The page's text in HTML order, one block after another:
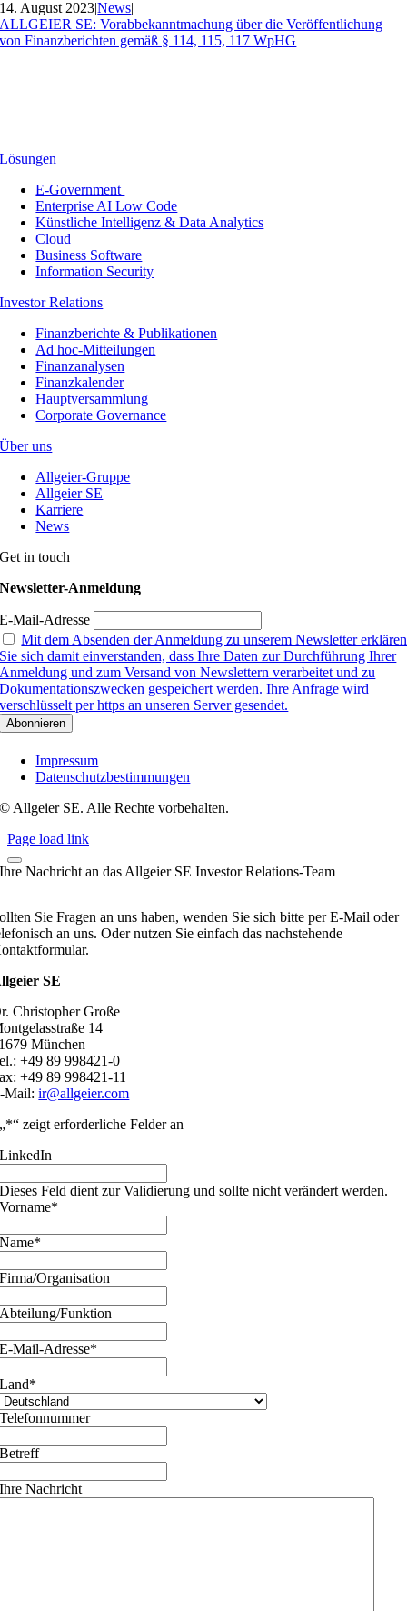
14. August 2023|News|
ALLGEIER SE: Vorabbekanntmachung über die Veröffentlichung
von Finanzberichten gemäß § 114, 115, 117 WpHG
Lösungen
E-Government
Enterprise AI Low Code
Künstliche Intelligenz & Data Analytics
Cloud
Business Software
Information Security
Investor Relations
Finanzberichte & Publikationen
Ad hoc-Mitteilungen
Finanzanalysen
Finanzkalender
Hauptversammlung
Corporate Governance
Über uns
Allgeier-Gruppe
Allgeier SE
Karriere
News
Get in touch
Newsletter-Anmeldung
E-Mail-Adresse
Mit dem Absenden der Anmeldung zu unserem Newsletter erklären
Sie sich damit einverstanden, dass Ihre Daten zur Durchführung Ihrer
Anmeldung und zum Versand von Newslettern verarbeitet und zu
Dokumentationszwecken gespeichert werden. Ihre Anfrage wird
verschlüsselt per https an unseren Server gesendet.
Impressum
Datenschutzbestimmungen
© Allgeier SE. Alle Rechte vorbehalten.
Page load link
Ihre Nachricht an das Allgeier SE Investor Relations-Team
Sie Fragen an uns haben, wenden Sie sich bitte per E-Mail oder
an uns. Oder nutzen Sie einfach das nachstehende
SE
Christopher Große
14
München
+49 89 998421-0
+49 89 998421-11
Mail:ir@allgeier.com
„*“ zeigt erforderliche Felder an
LinkedIn
Dieses Feld dient zur Validierung und sollte nicht verändert werden.
Vorname*
Name*
Firma/Organisation
Abteilung/Funktion
E-Mail-Adresse*
Land*
Telefonnummer
Betreff
Ihre Nachricht